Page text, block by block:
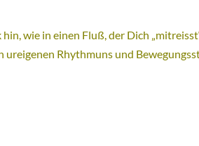
wie in einen Fluß, der Dich
ureigenen Rhythmuns und